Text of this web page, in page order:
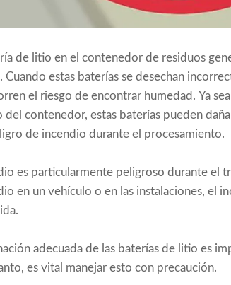
de litio en el contenedor de residuos
Cuando estas baterías se desechan
el riesgo de encontrar humedad. Ya
del contenedor, estas baterías pueden
de incendio durante el procesamiento.
es particularmente peligroso durante el
en un vehículo o en las instalaciones, el
adecuada de las baterías de litio es
es vital manejar esto con precaución.